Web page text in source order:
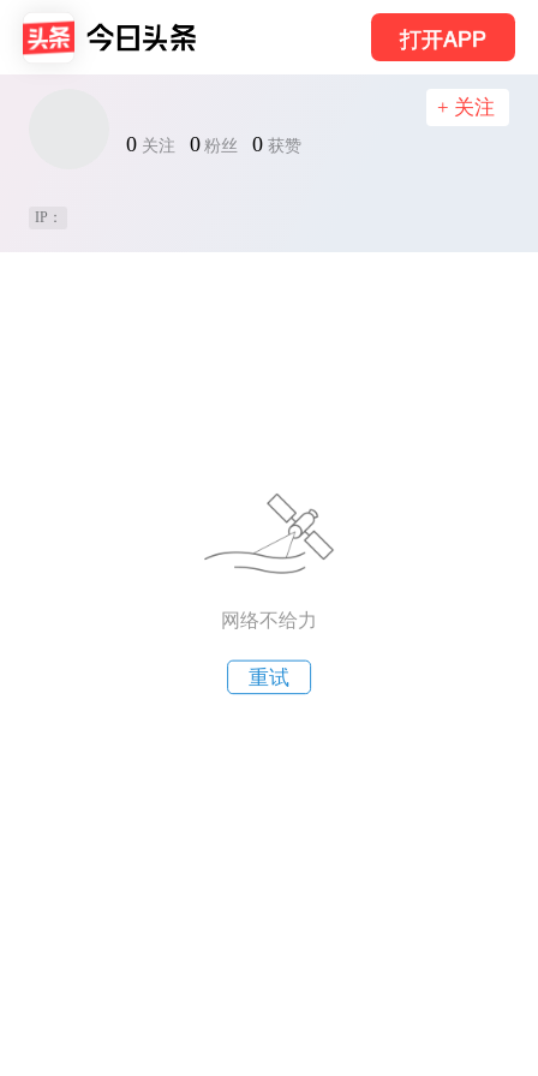
打开APP
0 关注 0 粉丝 0 获赞
+ 关注
IP：
网络不给力
重试